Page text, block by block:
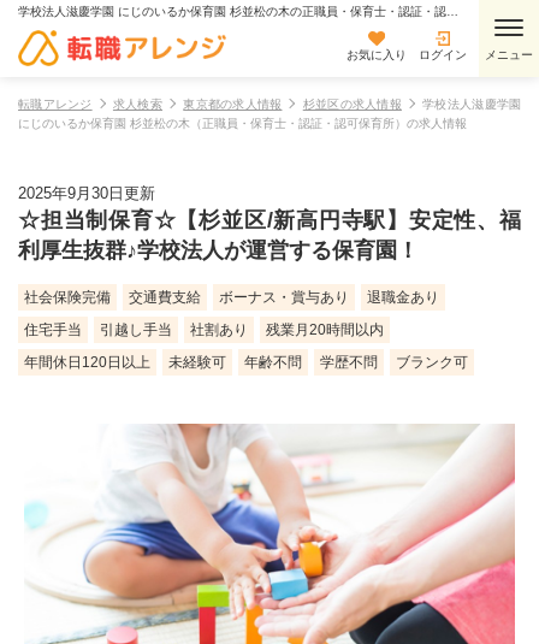
お気に入り ログイン
転職アレンジ 求人検索 東京都の求人情報 杉並区の求人情報
学校法人滋慶学園
にじのいるか保育園 杉並松の木（正職員・保育士・認証・認可保育所）の求人情報
2025年9月30日更新
☆担当制保育☆【杉並区/新高円寺駅】安定性、福
利厚生抜群♪学校法人が運営する保育園！
社会保険完備 交通費支給 ボーナス・賞与あり
退職金あり
住宅手当
引越し手当 社割あり
残業月20時間以内
年間休日120日以上
未経験可 年齢不問 学歴不問 ブランク可